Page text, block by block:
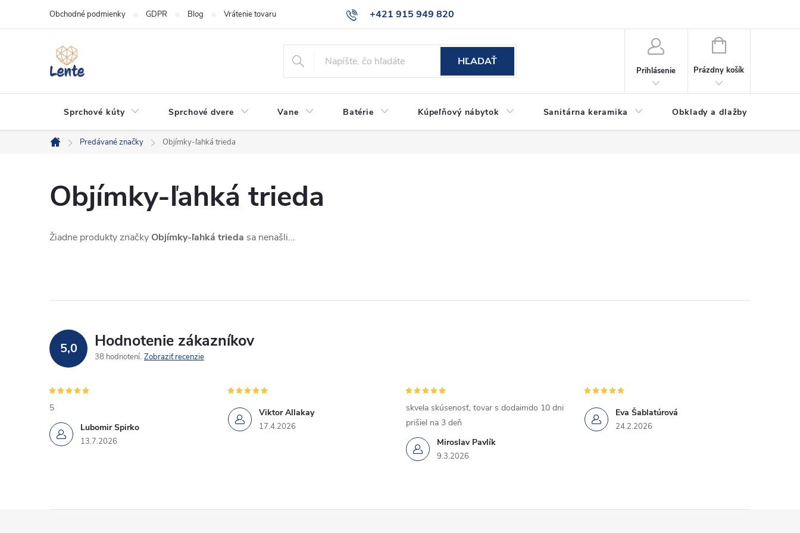
+421 915 949 820
Obchodné podmienky GDPR Blog Vrátenie tovaru
HĽADAŤ
Prihlásenie
NÁKUPNÝ
Prázdny košík
Sprchové kúty Sprchové dvere Vane Batérie Kúpeľňový nábytok Sanitárna keramika Obklady a dlažby
Domov
Predávané značky Objímky-ľahká trieda
Objímky-ľahká trieda
Žiadne produkty značky Objímky-ľahká trieda sa nenašli...
5,0 Hodnotenie zákazníkov
38 hodnotení Zobraziť recenzie
Lubomir Spirko
13.7.2026
5 Viktor Allakay
17.4.2026
Miroslav Pavlík
9.3.2026
skvela skúsenosť, tovar s dodaimdo 10 dni
prišiel na 3 deň
Eva Šablatúrová
24.2.2026